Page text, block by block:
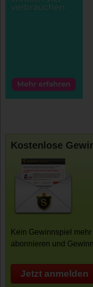
Kostenlose
Kein Gewinnspiel
abonnieren und
Jetzt anmelden